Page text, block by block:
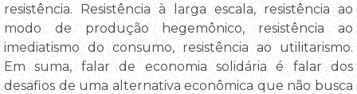
resistência. Resistência à larga escala, resistência ao
modo de produção hegemônico, resistência ao
imediatismo do consumo, resistência ao utilitarismo.
Em suma, falar de economia solidária é falar dos
desafios de uma alternativa econômica que não busca